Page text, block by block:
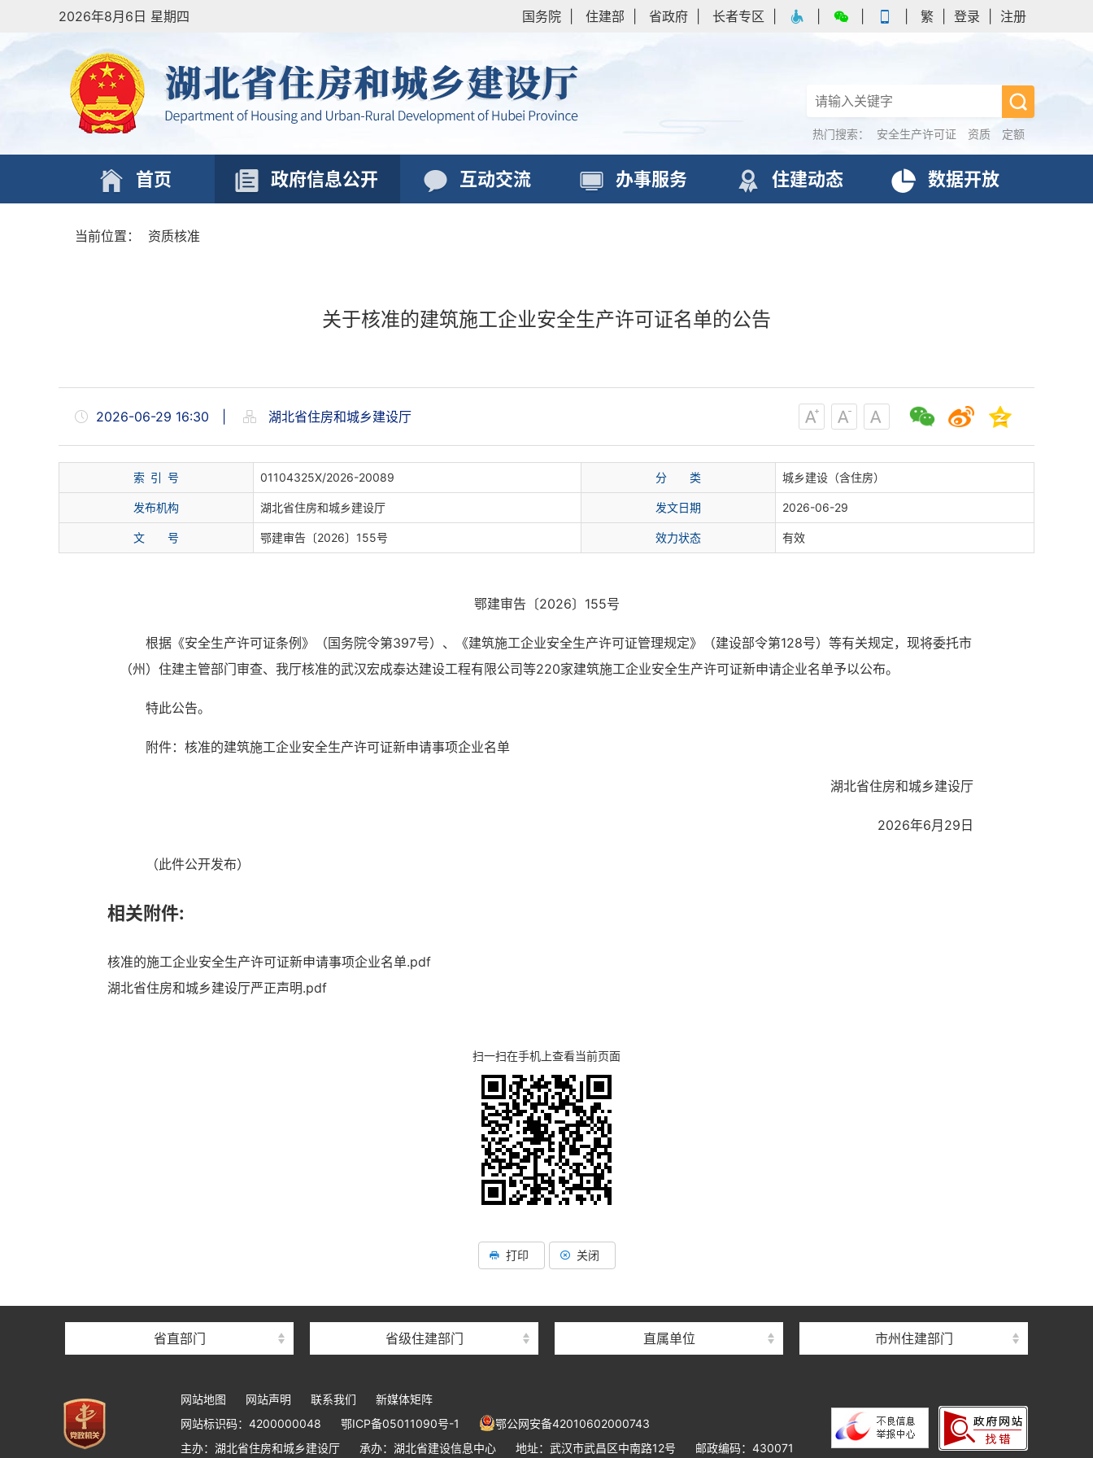
2026年8月6日 星期四 国务院 住建部 省政府 长者专区 繁 登录 注册
热门搜索： 安全生产许可证 资质 定额
首页 政府信息公开 互动交流 办事服务 住建动态 数据开放
当前位置： 资质核准
关于核准的建筑施工企业安全生产许可证名单的公告
2026-06-29 16:30 湖北省住房和城乡建设厅
索 引 号 01104325X/2026-20089 分 类 城乡建设（含住房）
发布机构 湖北省住房和城乡建设厅 发文日期 2026-06-29
文 号 鄂建审告〔2026〕155号 效力状态 有效
鄂建审告〔2026〕155号
根据《安全生产许可证条例》（国务院令第397号）、《建筑施工企业安全生产许可证管理规定》（建设部令第128号）等有关规定，现将委托市
（州）住建主管部门审查、我厅核准的武汉宏成泰达建设工程有限公司等220家建筑施工企业安全生产许可证新申请企业名单予以公布。
特此公告。
附件：核准的建筑施工企业安全生产许可证新申请事项企业名单
湖北省住房和城乡建设厅
2026年6月29日
（此件公开发布）
相关附件:
核准的施工企业安全生产许可证新申请事项企业名单.pdf
湖北省住房和城乡建设厅严正声明.pdf
扫一扫在手机上查看当前页面
打印 关闭
省直部门 省级住建部门 直属单位
湖北省住建厅机关后勤服务中心
湖北省建筑事业发展中心
湖北省建设工程质量安全监督总站
湖北省建设工程标准定额管理总站
湖北省城乡建设发展中心
市州住建部门
网站地图 网站声明 联系我们
新媒体矩阵
网站标识码：4200000048
鄂ICP备05011090号-1
鄂公网安备42010602000743
主办：湖北省住房和城乡建设厅
承办：湖北省建设信息中心 地址：武汉市武昌区中南路12号 邮政编码：430071